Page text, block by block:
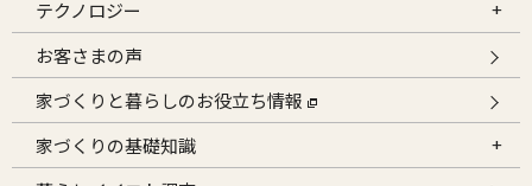
テクノロジー
お客さまの声
家づくりと暮らしのお役立ち情報
家づくりの基礎知識